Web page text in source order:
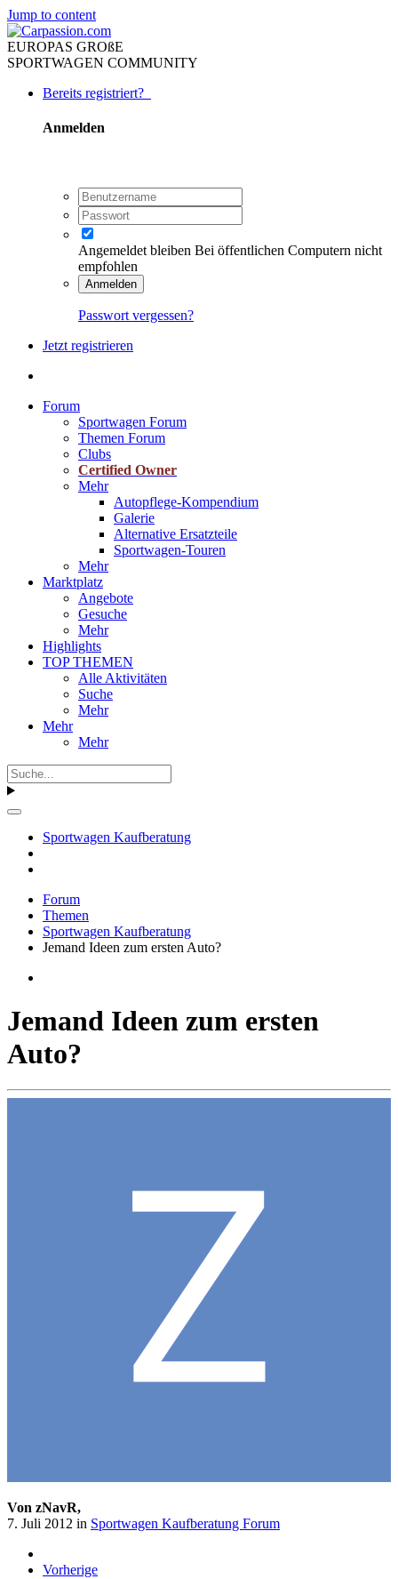
Jump to content
EUROPAS GROßE
SPORTWAGEN COMMUNITY
Bereits registriert?
Anmelden
Angemeldet bleiben Bei öffentlichen Computern nicht
empfohlen
Anmelden
Passwort vergessen?
Jetzt registrieren
Forum
Sportwagen Forum
Themen Forum
Clubs
Certified Owner
Mehr
Autopflege-Kompendium
Galerie
Alternative Ersatzteile
Sportwagen-Touren
Mehr
Marktplatz
Angebote
Gesuche
Mehr
Highlights
TOP THEMEN
Alle Aktivitäten
Suche
Mehr
Mehr
Mehr
Sportwagen Kaufberatung
Forum
Themen
Sportwagen Kaufberatung
Jemand Ideen zum ersten Auto?
Jemand Ideen zum ersten
Auto?
Von zNavR,
7. Juli 2012 in Sportwagen Kaufberatung Forum
Vorherige